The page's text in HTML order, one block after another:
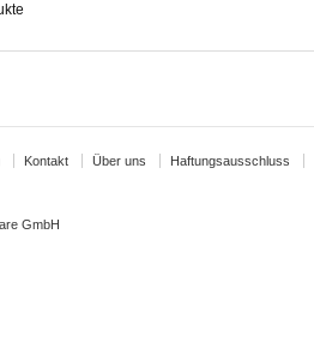
Kontakt Über uns Haftungsausschluss
GmbH